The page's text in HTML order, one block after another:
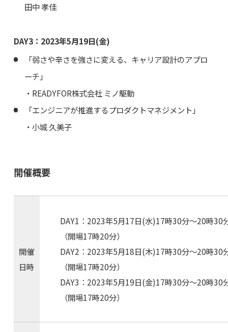
田中 孝佳
DAY3：2023年5月19日(金)
「弱さや辛さを強さに変える、キャリア設計のアプロ
ーチ」
・READYFOR株式会社 ミノ駆動
「エンジニアが推進するプロダクトマネジメント」
・小城 久美子
開催概要
開催
日時
DAY1：2023年5月17日(水)17時30分～20時30
（開場17時20分）
DAY2：2023年5月18日(木)17時30分～20時30
（開場17時20分）
DAY3：2023年5月19日(金)17時30分～20時30
（開場17時20分）